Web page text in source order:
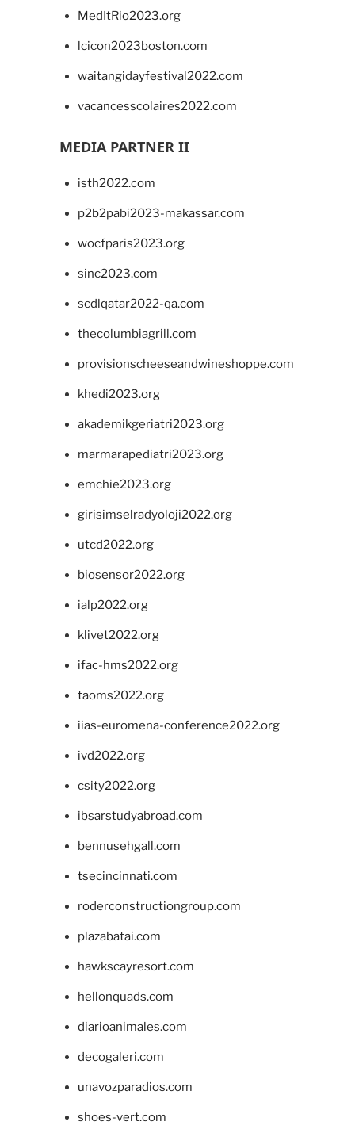
MedItRio2023.org
lcicon2023boston.com
waitangidayfestival2022.com
vacancesscolaires2022.com
MEDIA PARTNER II
isth2022.com
p2b2pabi2023-makassar.com
wocfparis2023.org
sinc2023.com
scdlqatar2022-qa.com
thecolumbiagrill.com
provisionscheeseandwineshoppe.com
khedi2023.org
akademikgeriatri2023.org
marmarapediatri2023.org
emchie2023.org
girisimselradyoloji2022.org
utcd2022.org
biosensor2022.org
ialp2022.org
klivet2022.org
ifac-hms2022.org
taoms2022.org
iias-euromena-conference2022.org
ivd2022.org
csity2022.org
ibsarstudyabroad.com
bennusehgall.com
tsecincinnati.com
roderconstructiongroup.com
plazabatai.com
hawkscayresort.com
hellonquads.com
diarioanimales.com
decogaleri.com
unavozparadios.com
shoes-vert.com